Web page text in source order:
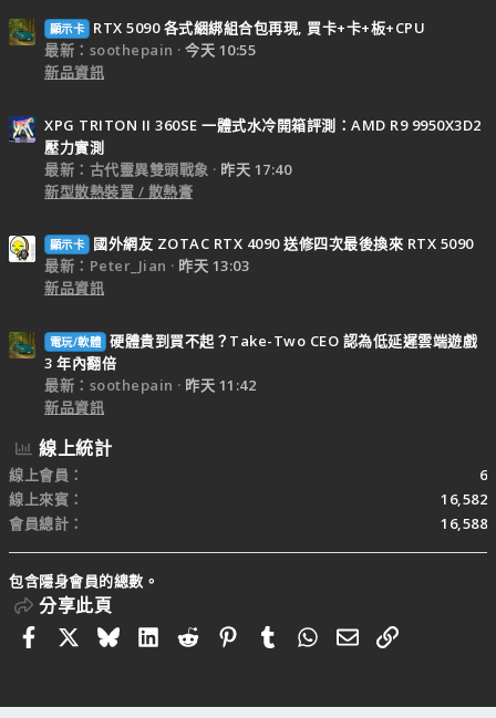
顯示卡
RTX 5090 各式綑綁組合包再現, 買卡+卡+板+CPU
最新：soothepain
今天 10:55
新品資訊
XPG TRITON II 360SE 一體式水冷開箱評測：AMD R9 9950X3D2
壓力實測
最新：古代靈異雙頭戰象
昨天 17:40
新型散熱裝置 / 散熱膏
顯示卡
國外網友 ZOTAC RTX 4090 送修四次最後換來 RTX 5090
最新：Peter_Jian
昨天 13:03
新品資訊
電玩/軟體 硬體貴到買不起？Take-Two CEO 認為低延遲雲端遊戲
3 年內翻倍
最新：soothepain
昨天 11:42
新品資訊
線上統計
線上會員
6
線上來賓
16,582
會員總計
16,588
包含隱身會員的總數。
分享此頁
FacebookBlueskyLinkedIn
RedditPinterestTumblrWhatsApp
電子郵件
連結